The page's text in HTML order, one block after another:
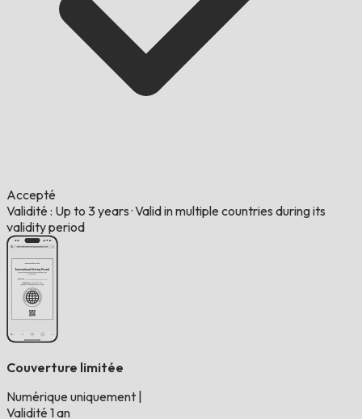
Accepté
Validité : Up to 3 years ·Valid in multiple countries during its
validity period
Couverture limitée
Numérique uniquement
Validité 1 an